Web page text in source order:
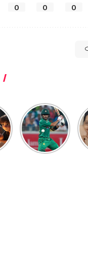
0 0 0